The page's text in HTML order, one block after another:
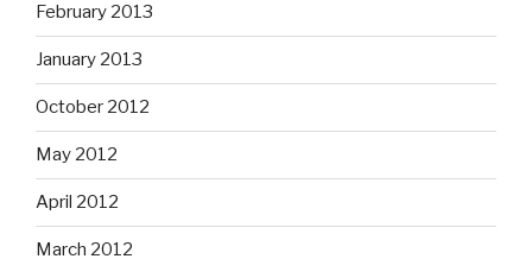
February 2013
January 2013
October 2012
May 2012
April 2012
March 2012